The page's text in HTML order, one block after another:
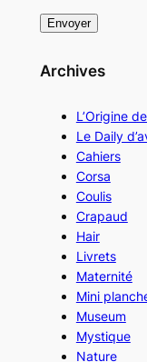
Archives
L’Origine
Le Daily
Cahiers
Corsa
Coulis
Crapaud
Hair
Livrets
Maternité
Mini
Museum
Mystique
Nature